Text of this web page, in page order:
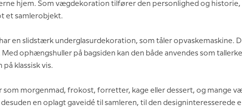
hjem. Som vægdekoration tilfører den personlighed og
et samlerobjekt.
en slidstærk underglasurdekoration, som tåler opvaskemaskine.
ophængshuller på bagsiden kan den både anvendes som
klassisk vis.
morgenmad, frokost, forretter, kage eller dessert, og mange
en oplagt gaveidé til samleren, til den